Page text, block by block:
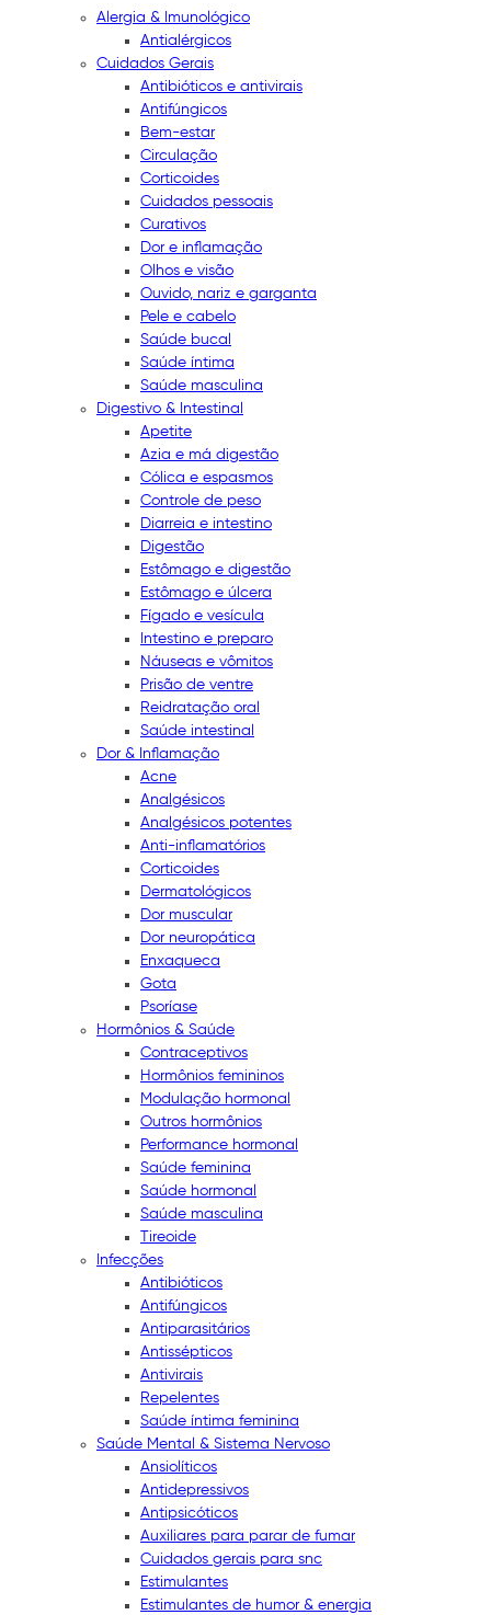
Alergia & Imunológico
Antialérgicos
Cuidados Gerais
Antibióticos e antivirais
Antifúngicos
Bem-estar
Circulação
Corticoides
Cuidados pessoais
Curativos
Dor e inflamação
Olhos e visão
Ouvido, nariz e garganta
Pele e cabelo
Saúde bucal
Saúde íntima
Saúde masculina
Digestivo & Intestinal
Apetite
Azia e má digestão
Cólica e espasmos
Controle de peso
Diarreia e intestino
Digestão
Estômago e digestão
Estômago e úlcera
Fígado e vesícula
Intestino e preparo
Náuseas e vômitos
Prisão de ventre
Reidratação oral
Saúde intestinal
Dor & Inflamação
Acne
Analgésicos
Analgésicos potentes
Anti-inflamatórios
Corticoides
Dermatológicos
Dor muscular
Dor neuropática
Enxaqueca
Gota
Psoríase
Hormônios & Saúde
Contraceptivos
Hormônios femininos
Modulação hormonal
Outros hormônios
Performance hormonal
Saúde feminina
Saúde hormonal
Saúde masculina
Tireoide
Infecções
Antibióticos
Antifúngicos
Antiparasitários
Antissépticos
Antivirais
Repelentes
Saúde íntima feminina
Saúde Mental & Sistema Nervoso
Ansiolíticos
Antidepressivos
Antipsicóticos
Auxiliares para parar de fumar
Cuidados gerais para snc
Estimulantes
Estimulantes de humor & energia